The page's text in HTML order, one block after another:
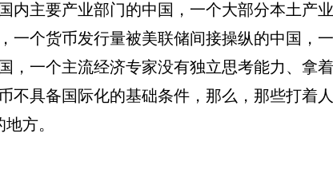
主要产业部门的中国，一个大部分本土产
个货币发行量被美联储间接操纵的中国，
一个主流经济专家没有独立思考能力、拿
具备国际化的基础条件，那么，那些打着
方。